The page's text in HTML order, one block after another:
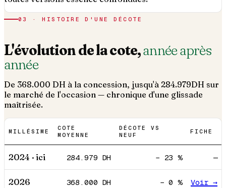
03 · HISTOIRE D'UNE DÉCOTE
L'évolution de la cote,année après
année
De 368.000 DH à la concession, jusqu'à 284.979DH sur
le marché de l'occasion — chronique d'une glissade
maîtrisée.
MILLÉSIME
COTE
MOYENNE
DÉCOTE VS
NEUF
FICHE
2024 · ici 284.979 DH − 23 % —
2026 368.000 DH −0 % Voir →